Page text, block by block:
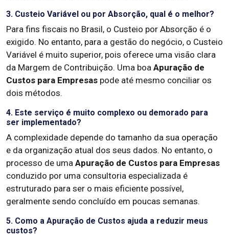
3. Custeio Variável ou por Absorção, qual é o melhor?
Para fins fiscais no Brasil, o Custeio por Absorção é o
exigido. No entanto, para a gestão do negócio, o Custeio
Variável é muito superior, pois oferece uma visão clara
da Margem de Contribuição. Uma boa Apuração de
Custos para Empresas pode até mesmo conciliar os
dois métodos.
4. Este serviço é muito complexo ou demorado para
ser implementado?
A complexidade depende do tamanho da sua operação
e da organização atual dos seus dados. No entanto, o
processo de uma Apuração de Custos para Empresas
conduzido por uma consultoria especializada é
estruturado para ser o mais eficiente possível,
geralmente sendo concluído em poucas semanas.
5. Como a Apuração de Custos ajuda a reduzir meus
custos?